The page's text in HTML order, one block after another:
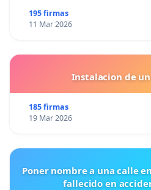
195 firmas
11 Mar 2026
Instalacion de
185 firmas
19 Mar 2026
Poner nombre a una calle
fallecido en